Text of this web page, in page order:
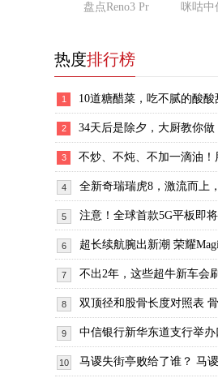
盘点Reno3 Pr 咪咕中
热度排行榜
1 10道糖醋菜，吃不腻的酸
2 34天后是除夕，大厨教你
3 不炒、不炖、不加一滴油！
4 全新奇瑞瑞虎8，激流而上
5 注意！全球首款5G平板即
6 超长续航腕出新潮 荣耀
7 不出2年，这些超牛新车会
8 双顶径和股骨长度对照表
9 中信银行新华东道支行举
10 马谡失街亭败给了谁？ 马